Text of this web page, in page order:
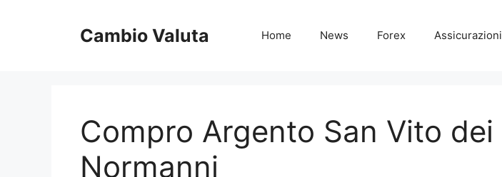
Cambio Valuta Home News Forex Assicurazioni
Compro Argento San Vito dei
Normanni